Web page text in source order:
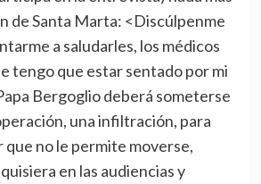
de Santa Marta: <Discúlpenme
a saludarles, los médicos
tengo que estar sentado por mi
Bergoglio deberá someterse
una infiltración, para
que no le permite moverse,
en las audiencias y